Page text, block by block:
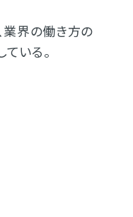
業界の働き方の
いる。